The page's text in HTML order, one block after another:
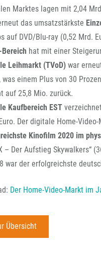
Marktes lagen mit 2,04
das umsatzstärkste
auf DVD/Blu-ray (0,52 Mrd.
Bereich hat mit einer
Leihmarkt (TVoD) war
was einem Plus von 30
auf 25,8 Mio. zurück.
Kaufbereich EST
Der digitale Home-
Kinofilm 2020 im
– Der Aufstieg Skywalkers“
war der erfolgreichste
Der Home-Video-Markt im
Übersicht